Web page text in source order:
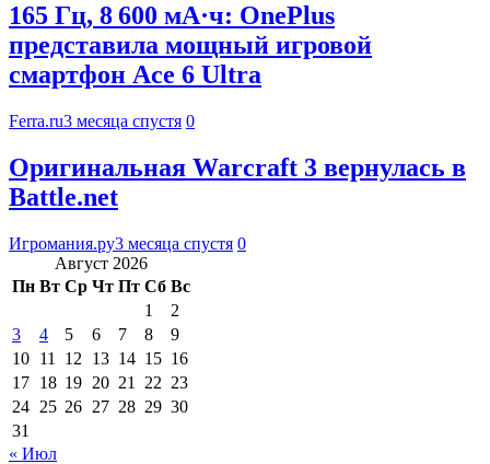
165 Гц, 8 600 мА·ч: OnePlus
представила мощный игровой
смартфон Ace 6 Ultra
Ferra.ru3 месяца спустя 0
Оригинальная Warcraft 3 вернулась в
Battle.net
Игромания.ру3 месяца спустя 0
Август 2026
Пн Вт Ср Чт Пт Сб Вс
1
2
3
4 5 6 7 8
9
10 11 12 13 14 15 16
17 18 19 20 21 22 23
24 25 26 27 28 29 30
31
« Июл